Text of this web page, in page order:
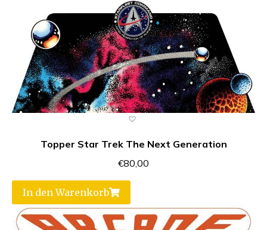
Topper Star Trek The Next Generation
€80,00
In den Warenkorb